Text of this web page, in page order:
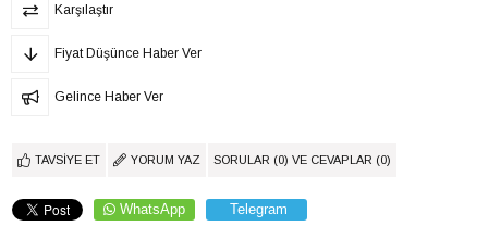
Karşılaştır
Fiyat Düşünce Haber Ver
Gelince Haber Ver
TAVSIYE ET YORUM YAZ SORULAR (0) VE CEVAPLAR (0)
WhatsApp Telegram